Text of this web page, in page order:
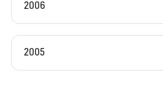
2006
2005